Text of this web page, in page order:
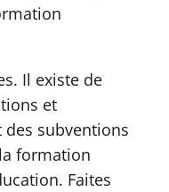
Il existe de
et
subventions
formation
Faites